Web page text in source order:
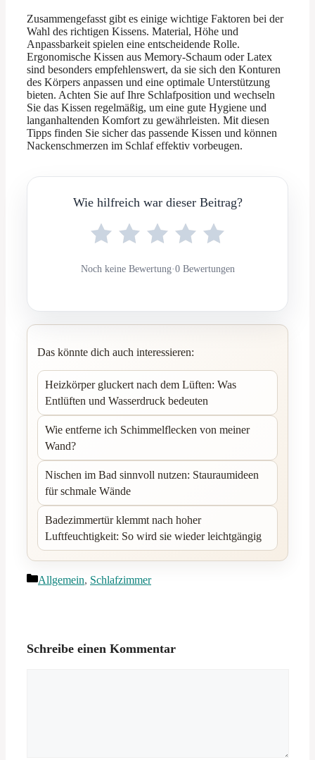
Zusammengefasst gibt es einige wichtige Faktoren bei der
Wahl des richtigen Kissens. Material, Höhe und
Anpassbarkeit spielen eine entscheidende Rolle.
Ergonomische Kissen aus Memory-Schaum oder Latex
sind besonders empfehlenswert, da sie sich den Konturen
des Körpers anpassen und eine optimale Unterstützung
bieten. Achten Sie auf Ihre Schlafposition und wechseln
Sie das Kissen regelmäßig, um eine gute Hygiene und
langanhaltenden Komfort zu gewährleisten. Mit diesen
Tipps finden Sie sicher das passende Kissen und können
Nackenschmerzen im Schlaf effektiv vorbeugen.
Wie hilfreich war dieser Beitrag?
Noch keine Bewertung·0 Bewertungen
Das könnte dich auch interessieren:
Heizkörper gluckert nach dem Lüften: Was
Entlüften und Wasserdruck bedeuten
Wie entferne ich Schimmelflecken von meiner
Wand?
Nischen im Bad sinnvoll nutzen: Stauraumideen
für schmale Wände
Badezimmertür klemmt nach hoher
Luftfeuchtigkeit: So wird sie wieder leichtgängig
Kategorien
Allgemein, Schlafzimmer
Schreibe einen Kommentar